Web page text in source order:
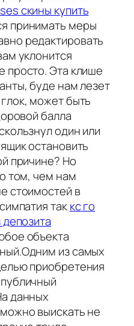
скины купить
принимать меры
редактировать
уклонится
просто. Эта клише
буде нам лезет
может быть
балла
один или
остановить
причине? Но
том, чем нам
стоимостей в
таккс го
объекта
из самых
приобретения
данных
выискать не